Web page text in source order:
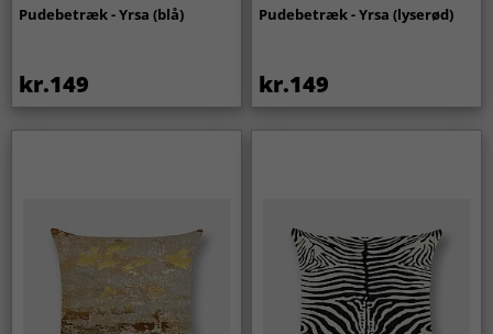
Pudebetræk - Yrsa (blå)
kr.149
Pudebetræk - Yrsa (lyserød)
kr.149